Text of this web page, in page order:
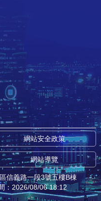
網站安全政策
網站導覽
信義路一段3號五樓B棟
：2026/08/06 18:12